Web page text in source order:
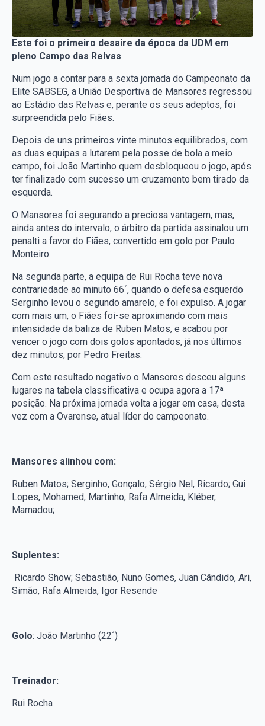
Este foi o primeiro desaire da época da UDM em
pleno Campo das Relvas
Num jogo a contar para a sexta jornada do Campeonato da
Elite SABSEG, a União Desportiva de Mansores regressou
ao Estádio das Relvas e, perante os seus adeptos, foi
surpreendida pelo Fiães.
Depois de uns primeiros vinte minutos equilibrados, com
as duas equipas a lutarem pela posse de bola a meio
campo, foi João Martinho quem desbloqueou o jogo, após
ter finalizado com sucesso um cruzamento bem tirado da
esquerda.
O Mansores foi segurando a preciosa vantagem, mas,
ainda antes do intervalo, o árbitro da partida assinalou um
penalti a favor do Fiães, convertido em golo por Paulo
Monteiro.
Na segunda parte, a equipa de Rui Rocha teve nova
contrariedade ao minuto 66´, quando o defesa esquerdo
Serginho levou o segundo amarelo, e foi expulso. A jogar
com mais um, o Fiães foi-se aproximando com mais
intensidade da baliza de Ruben Matos, e acabou por
vencer o jogo com dois golos apontados, já nos últimos
dez minutos, por Pedro Freitas.
Com este resultado negativo o Mansores desceu alguns
lugares na tabela classificativa e ocupa agora a 17ª
posição. Na próxima jornada volta a jogar em casa, desta
vez com a Ovarense, atual líder do campeonato.
Mansores alinhou com:
Ruben Matos; Serginho, Gonçalo, Sérgio Nel, Ricardo; Gui
Lopes, Mohamed, Martinho, Rafa Almeida, Kléber,
Mamadou;
Suplentes:
Ricardo Show; Sebastião, Nuno Gomes, Juan Cândido, Ari,
Simão, Rafa Almeida, Igor Resende
Golo: João Martinho (22´)
Treinador:
Rui Rocha